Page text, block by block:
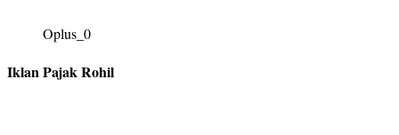
Oplus_0
Iklan Pajak Rohil